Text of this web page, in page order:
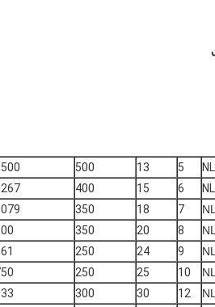
5
13
500
6
15
400
7
18
350
8
20
350
9
24
250
10
25
250
12
30
300